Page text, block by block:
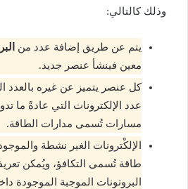
وذلك كالتالي:
يتم عن طريق إضافة عدد من
معين فينشأ عنصر جديد.
كل عنصر يتميز عن غيره بالعدد
عدد الإلكترونات التي عادةً ما
مسارات تُسمى مدارات الطاقة.
الإلكْترونات الغير نشطة
طاقة تُسمى التكافؤ، ويُمكن
البروتونات الموجبة الموجودة